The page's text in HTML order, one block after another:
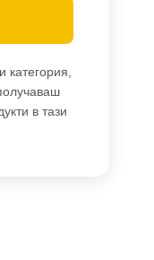
категория,
в тази